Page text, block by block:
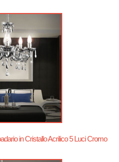
in Cristallo Acrilico 5 Luci Cromo